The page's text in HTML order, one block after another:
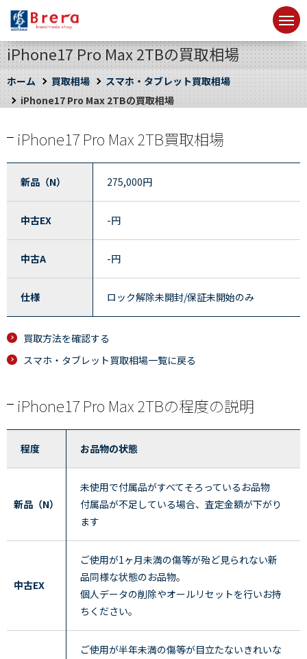
iPhone17 Pro Max 2TBの買取相場
ホーム 買取相場
スマホ・タブレット買取相場
iPhone17 Pro Max 2TBの買取相場
iPhone17 Pro Max 2TB買取相場
新品（N） 275,000円
中古EX -円
中古A -円
仕様 ロック解除未開封/保証未開始のみ
買取方法を確認する
スマホ・タブレット買取相場一覧に戻る
iPhone17 Pro Max 2TBの程度の説明
程度 お品物の状態
新品（N）
未使用で付属品がすべてそろっているお品物
付属品が不足している場合、査定金額が下がり
ます
中古EX
ご使用が1ヶ月未満の傷等が殆ど見られない新
品同様な状態のお品物。
個人データの削除やオールリセットを行いお持
ちください。
ご使用が半年未満の傷等が目立たないきれいな